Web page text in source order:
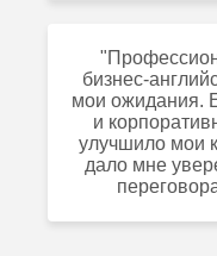
бизнес-
мои ожидания.
и
улучшило мои
дало мне